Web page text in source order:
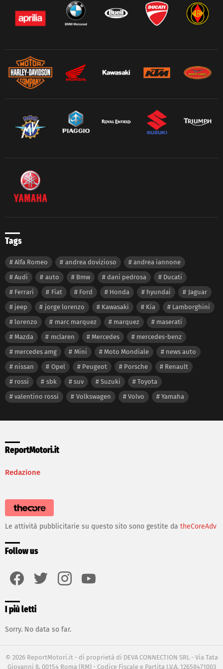
Tags
Alfa Romeo andrea dovizioso
andrea iannone
Audi
auto Bmw dani pedrosa
Ducati
Ferrari
Fiat Ford Honda hyundai
Jaguar
jeep
jorge lorenzo Kawasaki Kia
Lamborghini
lorenzo
marc marquez marquez
maserati
Mazda
mclaren Mercedes
mercedes-benz
mercedes amg
Mini Moto Mondiale
news auto
nissan
Opel Peugeot Porsche
Renault
rossi
sbk suv Suzuki
Toyota
valentino rossi
Volkswagen Volvo Yamaha
ReportMotori.it
Redazione
Le attività pubblicitarie su questo sito sono gestite da theCoreAdv
Follow us
I più letti
Sorry. No data so far.
© 2026 ReportMotori.it - di proprietà di DEVA CONNECTION SRL - Via Tata
Giovanni 8, 00154 Roma (RM) - Codice Fiscale e Partita I.V.A. 12658471003